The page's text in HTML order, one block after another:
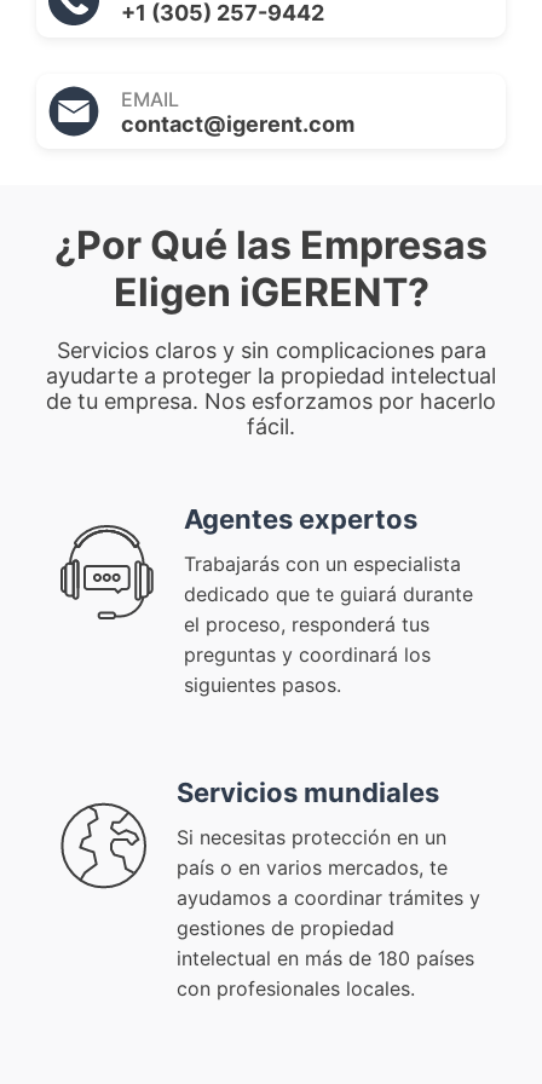
+1 (305) 257-9442
EMAIL
contact@igerent.com
¿Por Qué las Empresas
Eligen iGERENT?
Servicios claros y sin complicaciones para
ayudarte a proteger la propiedad intelectual
de tu empresa. Nos esforzamos por hacerlo
fácil.
Agentes expertos
Trabajarás con un especialista
dedicado que te guiará durante
el proceso, responderá tus
preguntas y coordinará los
siguientes pasos.
Servicios mundiales
Si necesitas protección en un
país o en varios mercados, te
ayudamos a coordinar trámites y
gestiones de propiedad
intelectual en más de 180 países
con profesionales locales.